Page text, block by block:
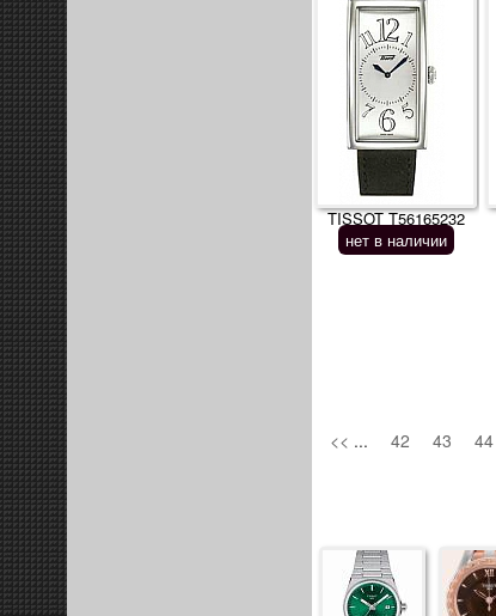
TISSOT T56165232
нет в наличии
<< ... 42 43 44